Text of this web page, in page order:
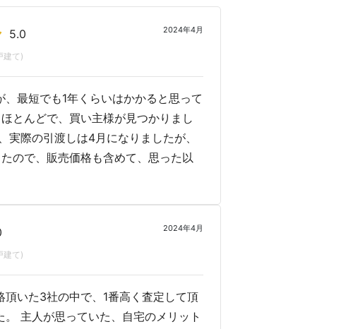
2024年4月
5.0
建て)
最短でも1年くらいはかかると思って
とんどで、買い主様が見つかりまし
際の引渡しは4月になりましたが、
ので、販売価格も含めて、思った以
2024年4月
建て)
いた3社の中で、1番高く査定して頂
主人が思っていた、自宅のメリット